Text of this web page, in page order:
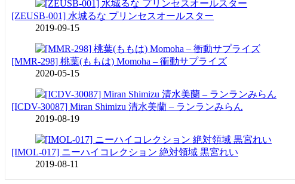
[ZEUSB-001] 水城るな プリンセスオールスター
2019-09-15
[MMR-298] 桃葉(ももは) Momoha – 衝動サプライズ
2020-05-15
[ICDV-30087] Miran Shimizu 清水美蘭 – ランランみらん
2019-08-19
[IMOL-017] ニーハイコレクション 絶対領域 黒宮れい
2019-08-11